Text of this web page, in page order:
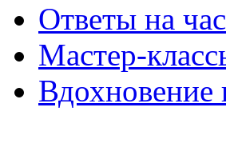
Ответы на
Мастер-